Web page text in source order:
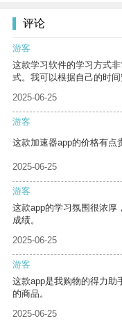
评论
游客
这款学习软件的学习方式
式。我可以根据自己的时间
2025-06-25
游客
这款加速器app的价格有点
2025-06-25
游客
这款app的学习氛围很浓厚
成绩。
2025-06-25
游客
这款app是我购物的得力助
的商品。
2025-06-25